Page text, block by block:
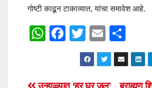
गोष्टी काढून टाकाव्यात, यांचा समावेश आहे.
W
s
F
e
T
wi
tt
er
E
m
ail
h
ar
e
ब्राह्मण
उन्हाळ्यात ‘हर घर जल’